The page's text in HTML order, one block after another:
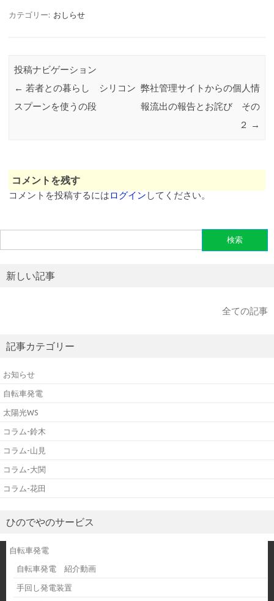
カテゴリー: おしらせ
投稿ナビゲーション
← 若者との暮らし シリコン
スプーンを使うの段
弊社管理サイトからの個人情
報流出の報告とお詫び その
２
→
コメントを残す
コメントを投稿するにはログイン してください。
索:
新しい記事
全ての記事
記事カテゴリー
お知らせ
自転車発電
太陽光WS
コラム-鈴木
コラム-山見
コラム-大関
コラム-花田
ひのでやのサービス
自転車発電
自転車発電 紹介動画
手回し発電装置